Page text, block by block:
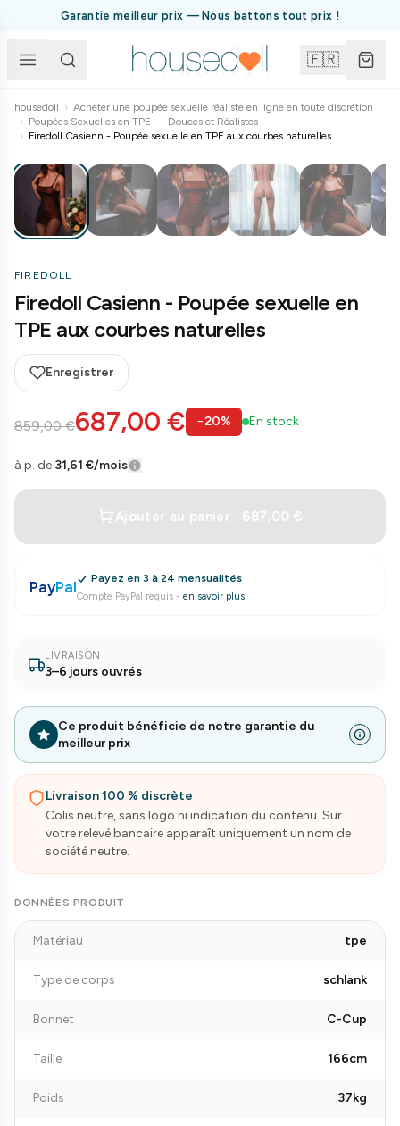
Garantie meilleur prix — Nous battons tout prix !
🇫🇷
housedoll › Acheter une poupée sexuelle réaliste en ligne en toute discrétion
› Poupées Sexuelles en TPE — Douces et Réalistes
› Firedoll Casienn - Poupée sexuelle en TPE aux courbes naturelles
FIREDOLL
Firedoll Casienn - Poupée sexuelle en
TPE aux courbes naturelles
Enregistrer
859,00 €687,00 € −20% En stock
à p. de 31,61 €/mois
Ajouter au panier · 687,00 €
PayPal Payez en 3 à 24 mensualités
Compte PayPal requis - en savoir plus
LIVRAISON
3–6 jours ouvrés
Ce produit bénéficie de notre garantie du
meilleur prix
Livraison 100 % discrète
Colis neutre, sans logo ni indication du contenu. Sur
votre relevé bancaire apparaît uniquement un nom de
société neutre.
DONNÉES PRODUIT
Matériau tpe
Type de corps schlank
Bonnet C-Cup
Taille 166cm
Poids 37kg